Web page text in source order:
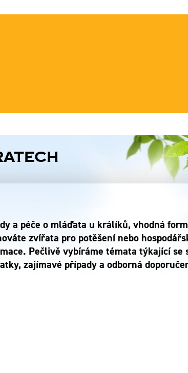
a péče o mláďata u králíků, vhodná
zvířata pro potěšení nebo
Pečlivě vybíráme témata týkající se
zajímavé případy a odborná